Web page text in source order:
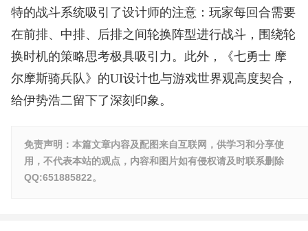
特的战斗系统吸引了设计师的注意：玩家每回合需要
在前排、中排、后排之间轮换阵型进行战斗，围绕轮
换时机的策略思考极具吸引力。此外，《七勇士 摩
尔摩斯骑兵队》的UI设计也与游戏世界观高度契合，
给伊势浩二留下了深刻印象。
免责声明：本篇文章内容及配图来自互联网，供学习和分享使
用，不代表本站的观点，内容和图片如有侵权请及时联系删除
QQ:651885822。